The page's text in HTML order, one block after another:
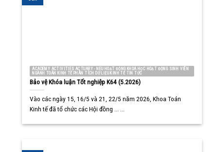
ACADEMY ACTIVITIES ACTUARY - NEU HOẠT ĐỘNG KHOA HỌC HOẠT ĐỘNG SINH VIÊN
NGÀNH TOÁN KINH TẾ PHÂN TÍCH DỮ LIỆU KINH TẾ TIN TỨC
Bảo vệ Khóa luận Tốt nghiệp K64 (5.2026)
Vào các ngày 15, 16/5 và 21, 22/5 năm 2026, Khoa Toán
Kinh tế đã tổ chức các Hội đồng ... ...